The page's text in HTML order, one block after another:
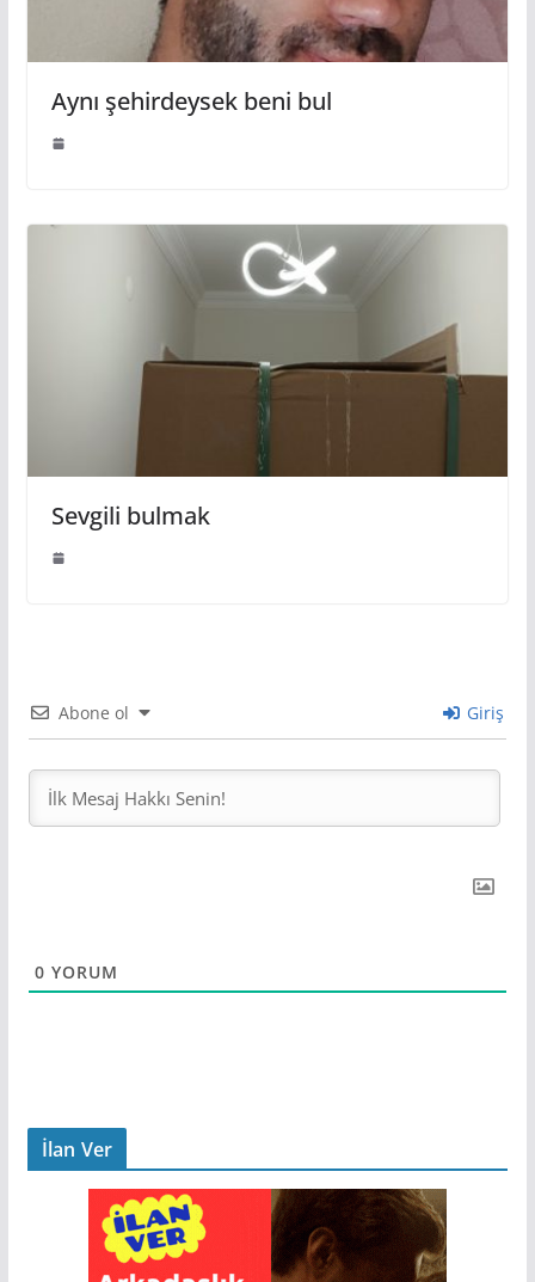
Aynı şehirdeysek beni bul
Sevgili bulmak
Abone ol Giriş
0 YORUM
İlan Ver